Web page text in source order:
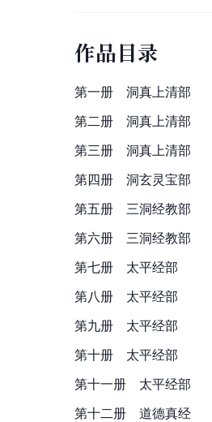
作品目录
第一册　洞真上清部
第二册　洞真上清部
第三册　洞真上清部
第四册　洞玄灵宝部
第五册　三洞经教部
第六册　三洞经教部
第七册　太平经部
第八册　太平经部
第九册　太平经部
第十册　太平经部
第十一册　太平经部
第十二册　道德真经